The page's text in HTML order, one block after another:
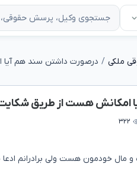
ملکی
امکانش هست از طریق
۳۲۲
مال خودمون هست ولی برادرانم